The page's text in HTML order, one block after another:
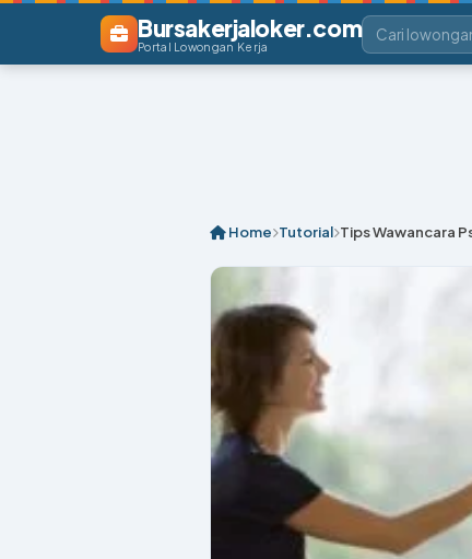
Bursakerjaloker.com
Portal Lowongan Kerja
Home Tutorial Tips Wawancara